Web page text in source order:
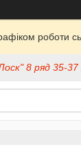
8 ряд 35-37